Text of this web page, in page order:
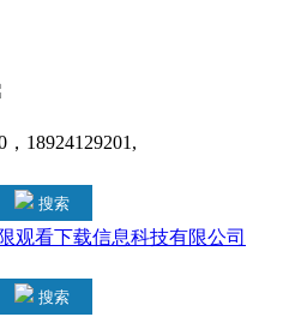
，18924129201,
搜索
搜索